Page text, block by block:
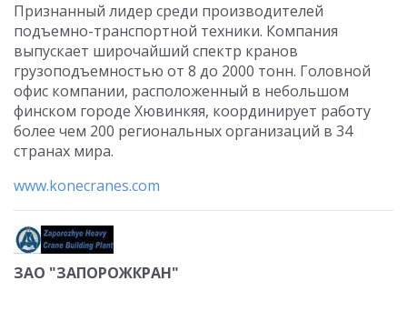
Признанный лидер среди производителей
подъемно-транспортной техники. Компания
выпускает широчайший спектр кранов
грузоподъемностью от 8 до 2000 тонн. Головной
офис компании, расположенный в небольшом
финском городе Хювинкяя, координирует работу
более чем 200 региональных организаций в 34
странах мира.
www.konecranes.com
ЗАО "ЗАПОРОЖКРАН"